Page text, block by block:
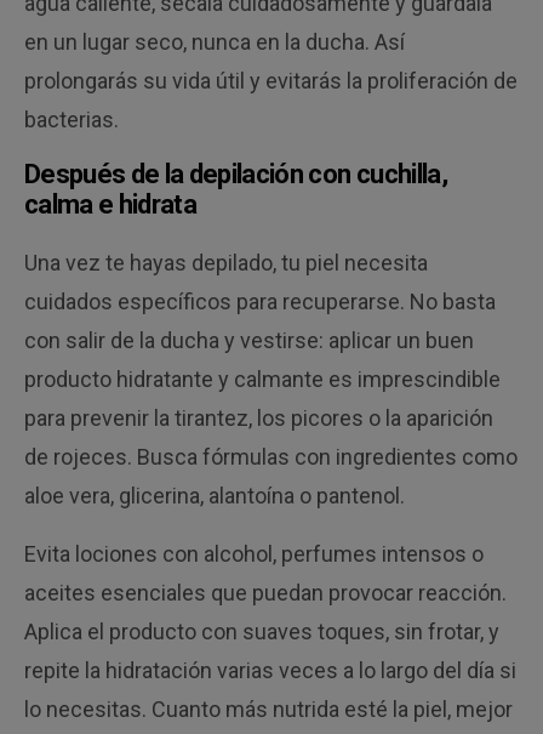
en un lugar seco, nunca en la ducha. Así
prolongarás su vida útil y evitarás la proliferación de
bacterias.
Después de la depilación con cuchilla,
calma e hidrata
Una vez te hayas depilado, tu piel necesita
cuidados específicos para recuperarse. No basta
con salir de la ducha y vestirse: aplicar un buen
producto hidratante y calmante es imprescindible
para prevenir la tirantez, los picores o la aparición
de rojeces. Busca fórmulas con ingredientes como
aloe vera, glicerina, alantoína o pantenol.
Evita lociones con alcohol, perfumes intensos o
aceites esenciales que puedan provocar reacción.
Aplica el producto con suaves toques, sin frotar, y
repite la hidratación varias veces a lo largo del día si
lo necesitas. Cuanto más nutrida esté la piel, mejor